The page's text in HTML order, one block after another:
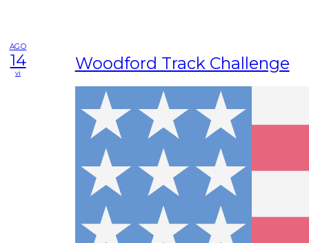
AGO
14
vi Woodford Track Challenge